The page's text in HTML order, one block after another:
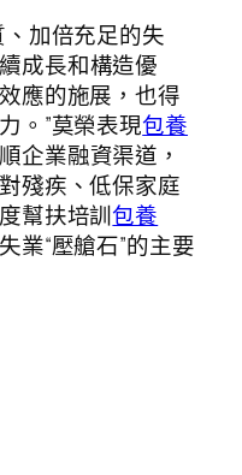
加倍充足的失
成長和構造優
應的施展，也得
。”莫榮表現包養
企業融資渠道，
殘疾、低保家庭
幫扶培訓包養
業“壓艙石”的主要